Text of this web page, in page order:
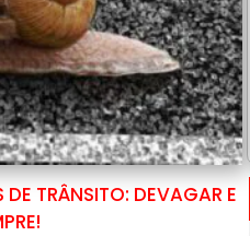
TRÂNSITO: DEVAGAR E